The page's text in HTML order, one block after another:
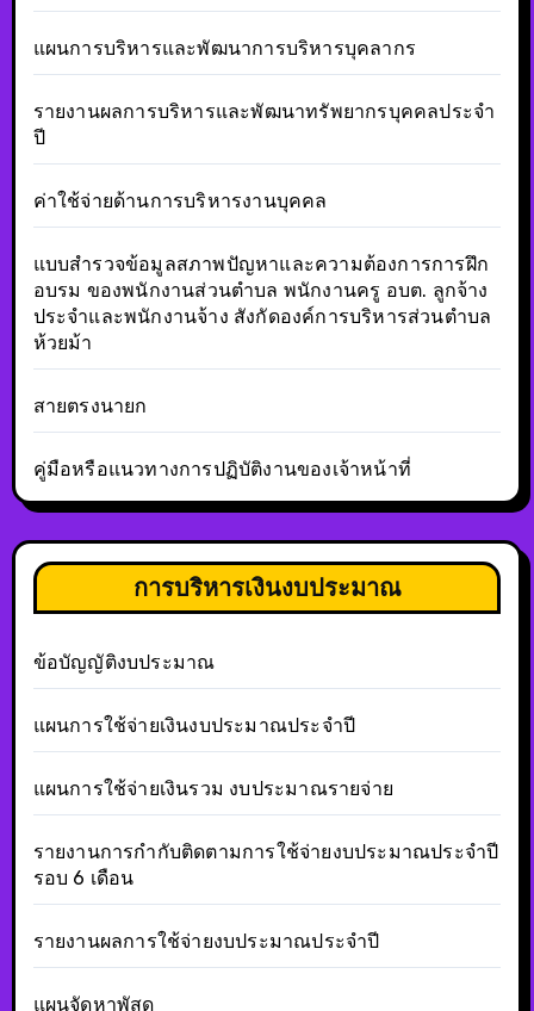
แผนการบริหารและพัฒนาการบริหารบุคลากร
รายงานผลการบริหารและพัฒนาทรัพยากรบุคคลประจำ
ปี
ค่าใช้จ่ายด้านการบริหารงานบุคคล
แบบสำรวจข้อมูลสภาพปัญหาและความต้องการการฝึก
อบรม ของพนักงานส่วนตำบล พนักงานครู อบต. ลูกจ้าง
ประจำและพนักงานจ้าง สังกัดองค์การบริหารส่วนตำบล
ห้วยม้า
สายตรงนายก
คู่มือหรือแนวทางการปฏิบัติงานของเจ้าหน้าที่
การบริหารเงินงบประมาณ
ข้อบัญญัติงบประมาณ
แผนการใช้จ่ายเงินงบประมาณประจำปี
แผนการใช้จ่ายเงินรวม งบประมาณรายจ่าย
รายงานการกำกับติดตามการใช้จ่ายงบประมาณประจำปี
รอบ 6 เดือน
รายงานผลการใช้จ่ายงบประมาณประจำปี
แผนจัดหาพัสดุ